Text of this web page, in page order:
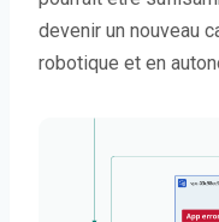
devenir un nouveau
robotique et en